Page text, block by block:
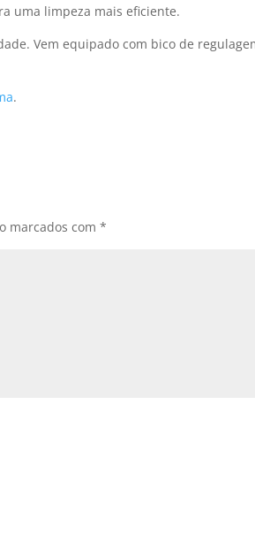
uma limpeza mais eficiente.
Vem equipado com bico de
.
marcados com*